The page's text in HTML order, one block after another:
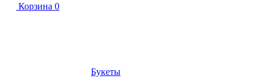
Корзина 0
Букеты